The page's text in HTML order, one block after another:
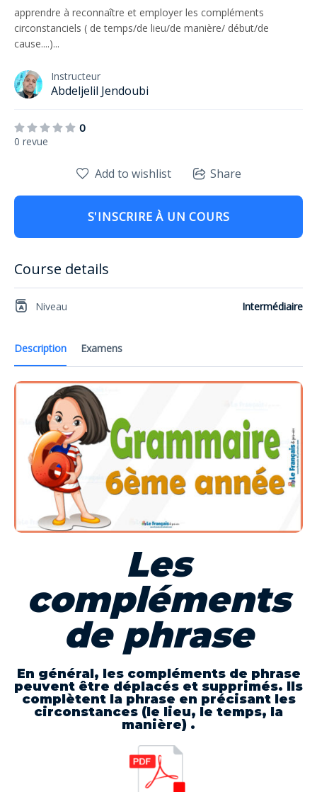
apprendre à reconnaître et employer les compléments
circonstanciels ( de temps/de lieu/de manière/ début/de
cause....)...
Instructeur
Abdeljelil Jendoubi
0
0 revue
Description Examens
Les
compléments
de phrase
En général, les compléments de phrase
peuvent être déplacés et supprimés. Ils
complètent la phrase en précisant les
circonstances (le lieu, le temps, la
manière) .
Add to wishlist Share
S'INSCRIRE À UN COURS
Course details
Niveau Intermédiaire